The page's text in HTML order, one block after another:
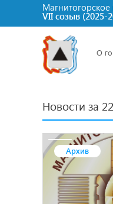
Магнитогорское
VII созыв (2025-
О
Новости за
Архив